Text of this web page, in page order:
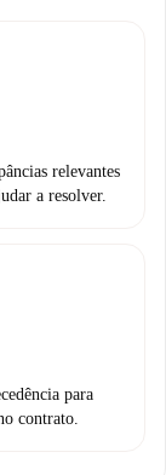
relevantes
a resolver.
para
contrato.